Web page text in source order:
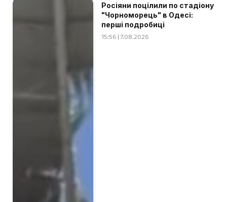
Росіяни поцілили по стадіону
"Чорноморець" в Одесі:
перші подробиці
15:56 | 7.08.2026